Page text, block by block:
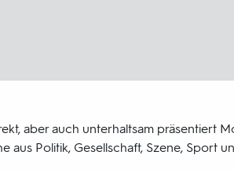
aber auch unterhaltsam präsentiert
aus Politik, Gesellschaft, Szene, Sport